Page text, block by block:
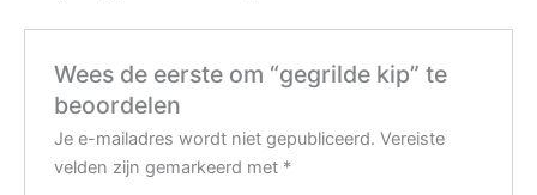
Wees de eerste om “gegrilde kip” te
beoordelen
Je e-mailadres wordt niet gepubliceerd. Vereiste
velden zijn gemarkeerd met *